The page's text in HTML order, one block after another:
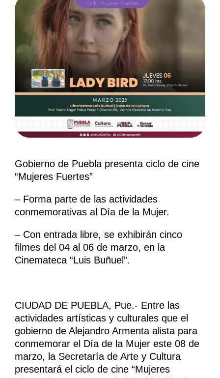
Gobierno de Puebla presenta ciclo de cine
“Mujeres Fuertes”
– Forma parte de las actividades
conmemorativas al Día de la Mujer.
– Con entrada libre, se exhibirán cinco
filmes del 04 al 06 de marzo, en la
Cinemateca “Luis Buñuel”.
CIUDAD DE PUEBLA, Pue.- Entre las
actividades artísticas y culturales que el
gobierno de Alejandro Armenta alista para
conmemorar el Día de la Mujer este 08 de
marzo, la Secretaría de Arte y Cultura
presentará el ciclo de cine “Mujeres